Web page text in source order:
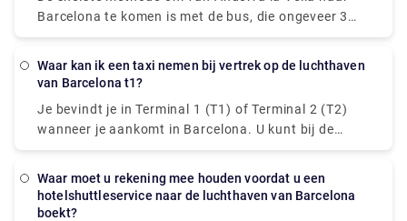
en vlotte autoritten, denk niet twee keer na voordat
gespecialiseerd in privétransfers naar de luchthaven
van Barcelona met deskundige chauffeurs en
op de luchthaven door uw transfer naar Barcelona
te reserveren met behulp van ons duidelijke en
gebruiksvriendelijke boekingssysteem. Uw chauffeur
zal u op de ontmoetingsplaats begroeten met een
Barcelona te komen is met de bus, die ongeveer 3
uur en 15 minuten duurt.
Waar kan ik een taxi nemen bij vertrek op de luchthaven
van Barcelona t1?
Je bevindt je in Terminal 1 (T1) of Terminal 2 (T2)
wanneer je aankomt in Barcelona. U kunt bij de
taxi's komen door de wegwijzer naar het transport-
verschillende talen en met een auto-/buspictogram
wordt aangegeven, nadat u bent aangekomen en
Waar moet u rekening mee houden voordat u een
hotelshuttleservice naar de luchthaven van Barcelona
boekt?